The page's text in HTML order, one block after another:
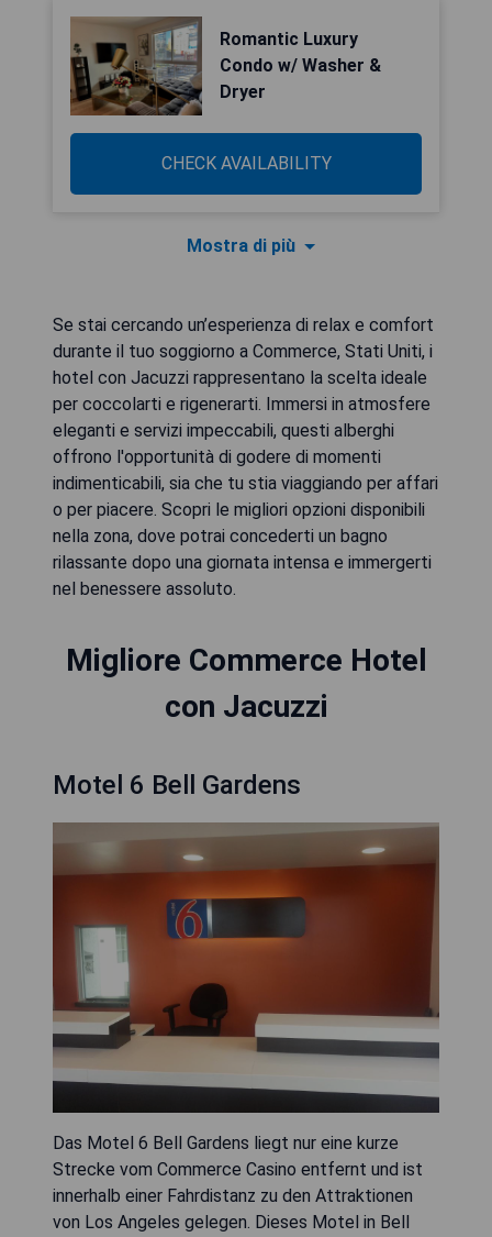
Romantic Luxury
Condo w/ Washer &
Dryer
CHECK AVAILABILITY
Mostra di più
Se stai cercando un’esperienza di relax e comfort
durante il tuo soggiorno a Commerce, Stati Uniti, i
hotel con Jacuzzi rappresentano la scelta ideale
per coccolarti e rigenerarti. Immersi in atmosfere
eleganti e servizi impeccabili, questi alberghi
offrono l'opportunità di godere di momenti
indimenticabili, sia che tu stia viaggiando per affari
o per piacere. Scopri le migliori opzioni disponibili
nella zona, dove potrai concederti un bagno
rilassante dopo una giornata intensa e immergerti
nel benessere assoluto.
Migliore Commerce Hotel
con Jacuzzi
Motel 6 Bell Gardens
Das Motel 6 Bell Gardens liegt nur eine kurze
Strecke vom Commerce Casino entfernt und ist
innerhalb einer Fahrdistanz zu den Attraktionen
von Los Angeles gelegen. Dieses Motel in Bell